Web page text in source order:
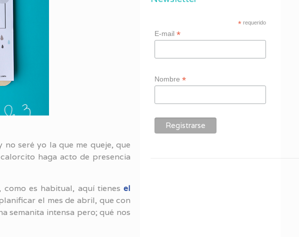
no seré yo la que me queje, que
haga acto de presencia
como es habitual, aquí tienesel
el mes de abril, que con
semanita intensa pero; qué nos
*requerido
E-mail *
Nombre *